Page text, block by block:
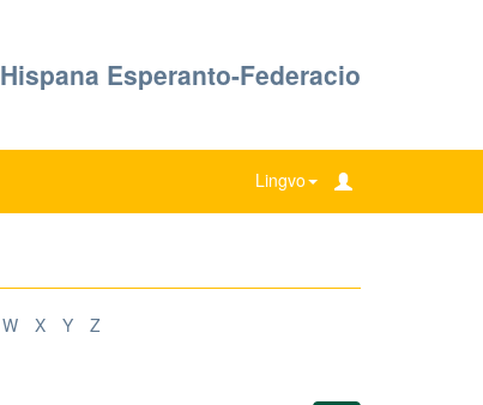
Hispana Esperanto-Federacio
Lingvo
W X Y
Z